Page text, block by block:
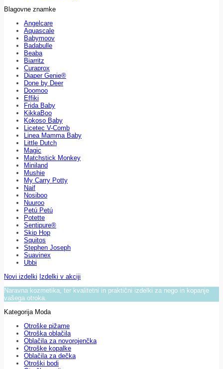
Blagovne znamke
Angelcare
Aquascale
Babymoov
Badabulle
Beaba
Biarritz
Curaprox
Diaper Genie®
Done by Deer
Doomoo
Effiki
Frida Baby
KikkaBoo
Kokoso Baby
Licetec V-Comb
Linea Mamma Baby
Little Dutch
Magic
Matchstick Monkey
Miniland
Mushie
My Carry Potty
Naif
Nosiboo
Nuuroo
Petú Petú
Potette
Sentipure®
Skip Hop
Squitos
Stephen Joseph
Suavinex
Ubbi
Novi izdelki Izdelki v akciji
Naravna kozmetika, ter kvalitetni in praktični izdelki za nego in kopanje
vašega otroka.
Kategorija Moda
Otroške pižame
Otroška oblačila
Oblačila za novorojenčka
Otroške kopalke
Oblačila za dečka
Otroški bodi